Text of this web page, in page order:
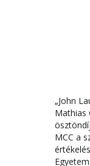
„John
Mathias
MCC a